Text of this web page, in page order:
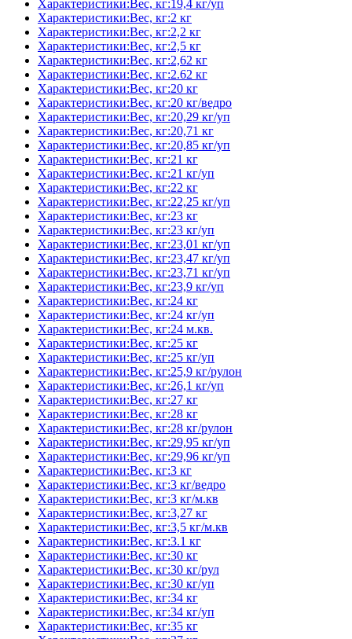
Характеристики:Вес, кг:19,4 кг/уп
Характеристики:Вес, кг:2 кг
Характеристики:Вес, кг:2,2 кг
Характеристики:Вес, кг:2,5 кг
Характеристики:Вес, кг:2,62 кг
Характеристики:Вес, кг:2.62 кг
Характеристики:Вес, кг:20 кг
Характеристики:Вес, кг:20 кг/ведро
Характеристики:Вес, кг:20,29 кг/уп
Характеристики:Вес, кг:20,71 кг
Характеристики:Вес, кг:20,85 кг/уп
Характеристики:Вес, кг:21 кг
Характеристики:Вес, кг:21 кг/уп
Характеристики:Вес, кг:22 кг
Характеристики:Вес, кг:22,25 кг/уп
Характеристики:Вес, кг:23 кг
Характеристики:Вес, кг:23 кг/уп
Характеристики:Вес, кг:23,01 кг/уп
Характеристики:Вес, кг:23,47 кг/уп
Характеристики:Вес, кг:23,71 кг/уп
Характеристики:Вес, кг:23,9 кг/уп
Характеристики:Вес, кг:24 кг
Характеристики:Вес, кг:24 кг/уп
Характеристики:Вес, кг:24 м.кв.
Характеристики:Вес, кг:25 кг
Характеристики:Вес, кг:25 кг/уп
Характеристики:Вес, кг:25,9 кг/рулон
Характеристики:Вес, кг:26,1 кг/уп
Характеристики:Вес, кг:27 кг
Характеристики:Вес, кг:28 кг
Характеристики:Вес, кг:28 кг/рулон
Характеристики:Вес, кг:29,95 кг/уп
Характеристики:Вес, кг:29,96 кг/уп
Характеристики:Вес, кг:3 кг
Характеристики:Вес, кг:3 кг/ведро
Характеристики:Вес, кг:3 кг/м.кв
Характеристики:Вес, кг:3,27 кг
Характеристики:Вес, кг:3,5 кг/м.кв
Характеристики:Вес, кг:3.1 кг
Характеристики:Вес, кг:30 кг
Характеристики:Вес, кг:30 кг/рул
Характеристики:Вес, кг:30 кг/уп
Характеристики:Вес, кг:34 кг
Характеристики:Вес, кг:34 кг/уп
Характеристики:Вес, кг:35 кг